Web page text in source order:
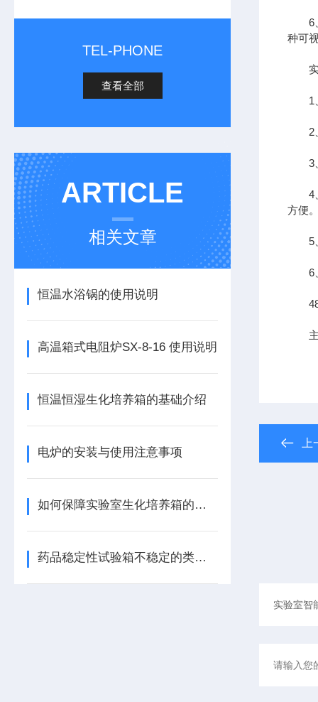
TEL-PHONE
查看全部
ARTICLE
相关文章
恒温水浴锅的使用说明
高温箱式电阻炉SX-8-16 使用说明
恒温恒湿生化培养箱的基础介绍
电炉的安装与使用注意事项
如何保障实验室生化培养箱的密封性及保温性呢
药品稳定性试验箱不稳定的类型基本可以分为三类
6、
种可
实
1、
2、
3、
4、
方便
5、
6、
485
主